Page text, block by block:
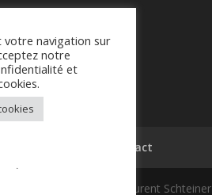
Contact
© 2025 Laurent Schteiner
votre navigation sur
notre
et
.